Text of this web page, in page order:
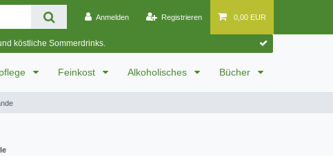
Anmelden Registrieren 0,00 EUR
köstliche Sommerdrinks.
Feinkost Alkoholisches Bücher